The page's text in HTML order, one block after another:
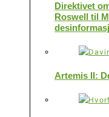
Direktivet
Roswell til
Artemis II: